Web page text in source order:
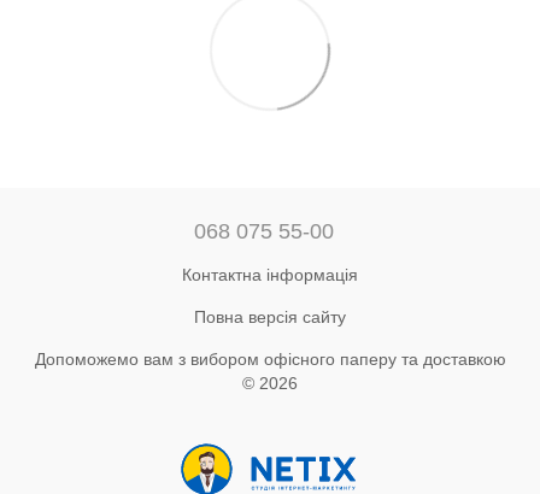
068 075 55-00
Контактна інформація
Повна версія сайту
Допоможемо вам з вибором офісного паперу та доставкою
© 2026